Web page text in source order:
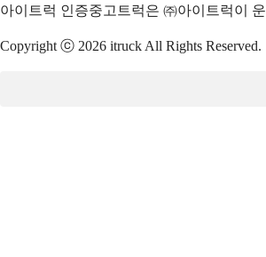
아이트럭 인증중고트럭은 ㈜아이트럭이
Copyright ⓒ 2026 itruck All Rights Reserved.